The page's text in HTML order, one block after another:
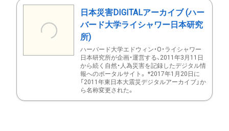
日本災害DIGITALアーカイブ (ハー
バード大学ライシャワー日本研究
所)
ハーバード大学エドウィン・O・ライシャワー
日本研究所が企画・運営する、2011年3月11日
から続く自然・人為災害を記録したデジタル情
報へのポータルサイト。 *2017年1月20日に
「2011年東日本大震災デジタルアーカイブ」か
ら名称変更された。